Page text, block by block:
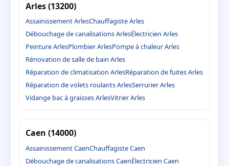
Arles (13200)
Assainissement ArlesChauffagiste Arles
Débouchage de canalisations ArlesÉlectricien Arles
Peinture ArlesPlombier ArlesPompe à chaleur Arles
Rénovation de salle de bain Arles
Réparation de climatisation ArlesRéparation de fuites Arles
Réparation de volets roulants ArlesSerrurier Arles
Vidange bac à graisses ArlesVitrier Arles
Caen (14000)
Assainissement CaenChauffagiste Caen
Débouchage de canalisations CaenÉlectricien Caen